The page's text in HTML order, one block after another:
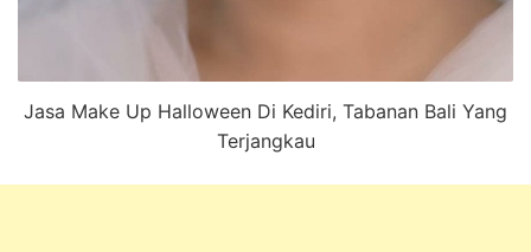
Jasa Make Up Halloween Di Kediri, Tabanan Bali Yang
Terjangkau